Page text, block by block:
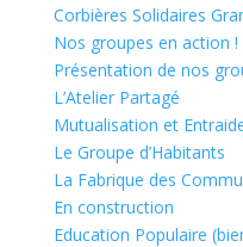
Corbières Solidaires
Nos groupes en action !
Présentation de nos
L’Atelier Partagé
Mutualisation et
Le Groupe d’Habitants
La Fabrique des
En construction
Education Populaire